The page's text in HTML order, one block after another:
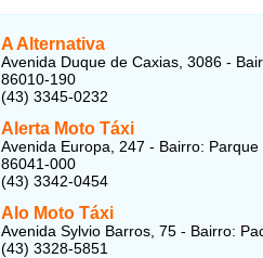
A Alternativa
Avenida Duque de Caxias, 3086 -
86010-190
(43) 3345-0232
Alerta Moto Táxi
Avenida Europa, 247 - Bairro:
86041-000
(43) 3342-0454
Alo Moto Táxi
Avenida Sylvio Barros, 75 - Bairro:
(43) 3328-5851